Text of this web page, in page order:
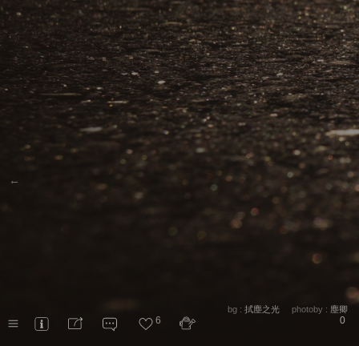
←
bg : 拭塵之光 photoby : 塵卿
6 0